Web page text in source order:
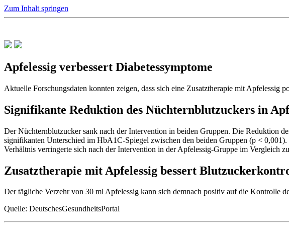
Zum Inhalt springen
Apfelessig verbessert Diabetessymptome
Aktuelle Forschungsdaten konnten zeigen, dass sich eine Zusatztherapie mit
Signifikante Reduktion des Nüchternblutzuckers in
Der Nüchternblutzucker sank nach der Intervention in beiden Gruppen. Die Reduktion
signifikanten Unterschied im HbA1C-Spiegel zwischen den beiden Gruppen (p <
Verhältnis verringerte sich nach der Intervention in der Apfelessig-Gruppe im Vergleich
Zusatztherapie mit Apfelessig bessert
Der tägliche Verzehr von 30 ml Apfelessig kann sich demnach positiv auf die Kontrolle
Quelle: DeutschesGesundheitsPortal